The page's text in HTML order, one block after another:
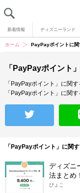
新着情報 ディズニーランド
ホーム PayPayポイントに関
「PayPayポイント
「PayPayポイント」に関
「PayPayポイント」に関
「PayPayポイント」に関
ディズニ
法まとめ
ぴょこ